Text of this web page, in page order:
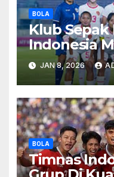
BOLA
Klub Sepak
Indonesia
Apa
JAN 8, 2026
BOLA
Timnas